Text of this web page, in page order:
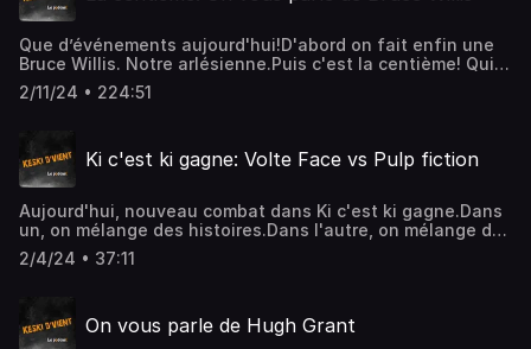
Graveurs.https://www.babygraveurs.eu/episode-42-
soiree-baby-capricorn-one/
Que d’événements aujourd'hui!D'abord on fait enfin une
Bruce Willis. Notre arlésienne.Puis c'est la centième! Qui
l'eu cru.Pour cet épisode, on a pas lésiné sur les moyens
pour vous offrir plein de surprises et pour vous faire
surprises mais on tease pas ici.Bonne écoute.
2/11/24 • 224:51
Ki c'est ki gagne: Volte Face vs Pulp fiction
Aujourd'hui, nouveau combat dans Ki c'est ki gagne.Dans
un, on mélange des histoires.Dans l'autre, on mélange des
visages.2 films totalement différents mais qu'on aime
dans Keski. D'ailleurs c'est vous qui avez voté pour ce
Collateral, Independence Day et Step Brothers au tour
suivant?
2/4/24 • 37:11
On vous parle de Hugh Grant